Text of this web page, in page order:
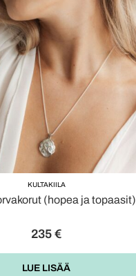
KULTAKIILA
(hopea ja topaasit)
235 €
LUE LISÄÄ